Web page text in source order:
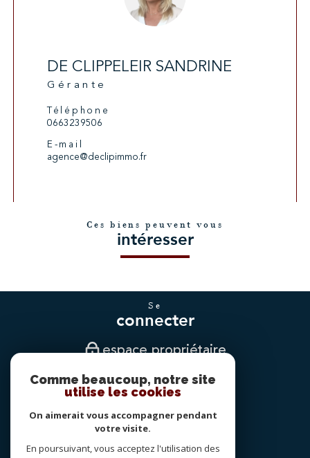
DE CLIPPELEIR SANDRINE
Gérante
Téléphone
0663239506
E-mail
agence@declipimmo.fr
Ces biens peuvent vous
intéresser
se
connecter
espace propriétaire
nous
suivre
Comme beaucoup, notre site
utilise les cookies
On aimerait vous accompagner pendant
votre visite.
En poursuivant, vous acceptez l'utilisation des